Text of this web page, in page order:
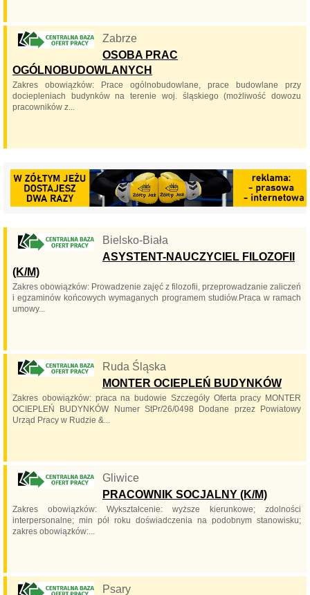
Zabrze
OSOBA PRAC
OGÓLNOBUDOWLANYCH
Zakres obowiązków: Prace ogólnobudowlane, prace budowlane przy
dociepleniach budynków na terenie woj. śląskiego (możliwość dowozu
pracowników z...
Bielsko-Biała
ASYSTENT-NAUCZYCIEL FILOZOFII
(K/M)
Zakres obowiązków: Prowadzenie zajęć z filozofii, przeprowadzanie zaliczeń
i egzaminów końcowych wymaganych programem studiów.Praca w ramach
umowy...
Ruda Śląska
MONTER OCIEPLEŃ BUDYNKÓW
Zakres obowiązków: praca na budowie Szczegóły Oferta pracy MONTER
OCIEPLEŃ BUDYNKÓW Numer StPr/26/0498 Dodane przez Powiatowy
Urząd Pracy w Rudzie &...
Gliwice
PRACOWNIK SOCJALNY (K/M)
Zakres obowiązków: Wykształcenie: wyższe kierunkowe; zdolności
interpersonalne; min pół roku doświadczenia na podobnym stanowisku;
zakres obowiązków:...
Psary